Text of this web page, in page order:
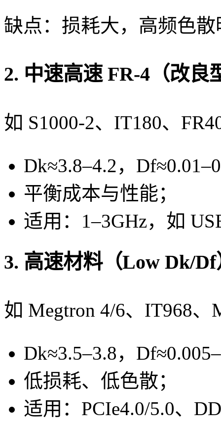
缺点：损耗大，高频色
2. 中速高速 FR-4（改良
如 S1000-2、IT180、
Dk≈3.8–4.2，
平衡成本与性能；
适用：1–3GHz，如
3. 高速材料（Low Dk/Df
如 Megtron 4/6、IT968、
Dk≈3.5–3.8，
低损耗、低色散；
适用：PCIe4.0/5.0、